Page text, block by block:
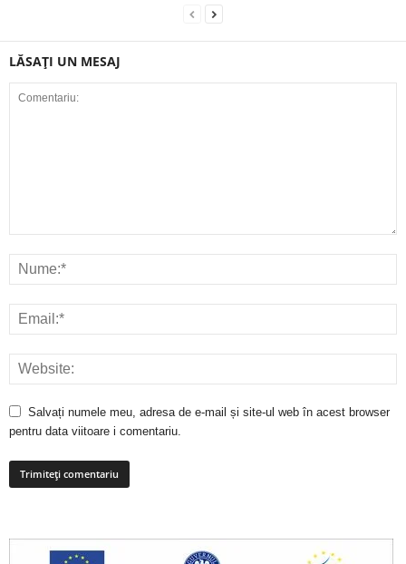
LĂSAȚI UN MESAJ
Salvați numele meu, adresa de e-mail și site-ul web în acest browser
pentru data viitoare i comentariu.